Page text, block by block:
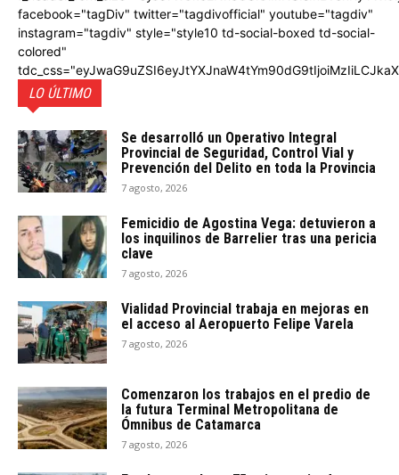
facebook="tagDiv" twitter="tagdivofficial" youtube="tagdiv"
instagram="tagdiv" style="style10 td-social-boxed td-social-
colored"
LO ÚLTIMO
Se desarrolló un Operativo Integral
Provincial de Seguridad, Control Vial y
Prevención del Delito en toda la Provincia
7 agosto, 2026
Femicidio de Agostina Vega: detuvieron a
los inquilinos de Barrelier tras una pericia
clave
7 agosto, 2026
Vialidad Provincial trabaja en mejoras en
el acceso al Aeropuerto Felipe Varela
7 agosto, 2026
Comenzaron los trabajos en el predio de
la futura Terminal Metropolitana de
Ómnibus de Catamarca
7 agosto, 2026